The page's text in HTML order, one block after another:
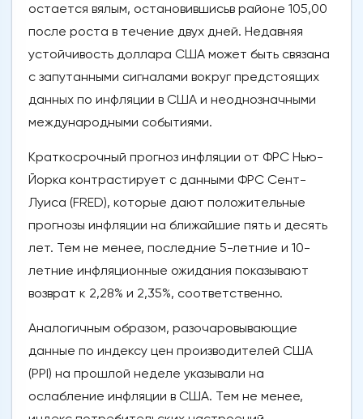
остается вялым, остановившисьв районе 105,00
после роста в течение двух дней. Недавняя
устойчивость доллара США может быть связана
с запутанными сигналами вокруг предстоящих
данных по инфляции в США и неоднозначными
международными событиями.
Краткосрочный прогноз инфляции от ФРС Нью-
Йорка контрастирует с данными ФРС Сент-
Луиса (FRED), которые дают положительные
прогнозы инфляции на ближайшие пять и десять
лет. Тем не менее, последние 5-летние и 10-
летние инфляционные ожидания показывают
возврат к 2,28% и 2,35%, соответственно.
Аналогичным образом, разочаровывающие
данные по индексу цен производителей США
(PPI) на прошлой неделе указывали на
ослабление инфляции в США. Тем не менее,